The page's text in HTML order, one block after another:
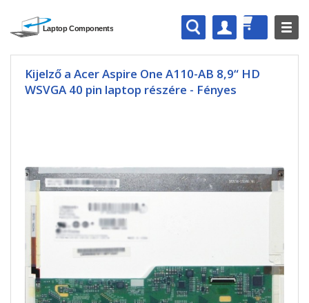
Kijelző a Acer Aspire One A110-AB 8,9“ HD
WSVGA 40 pin laptop részére - Fényes